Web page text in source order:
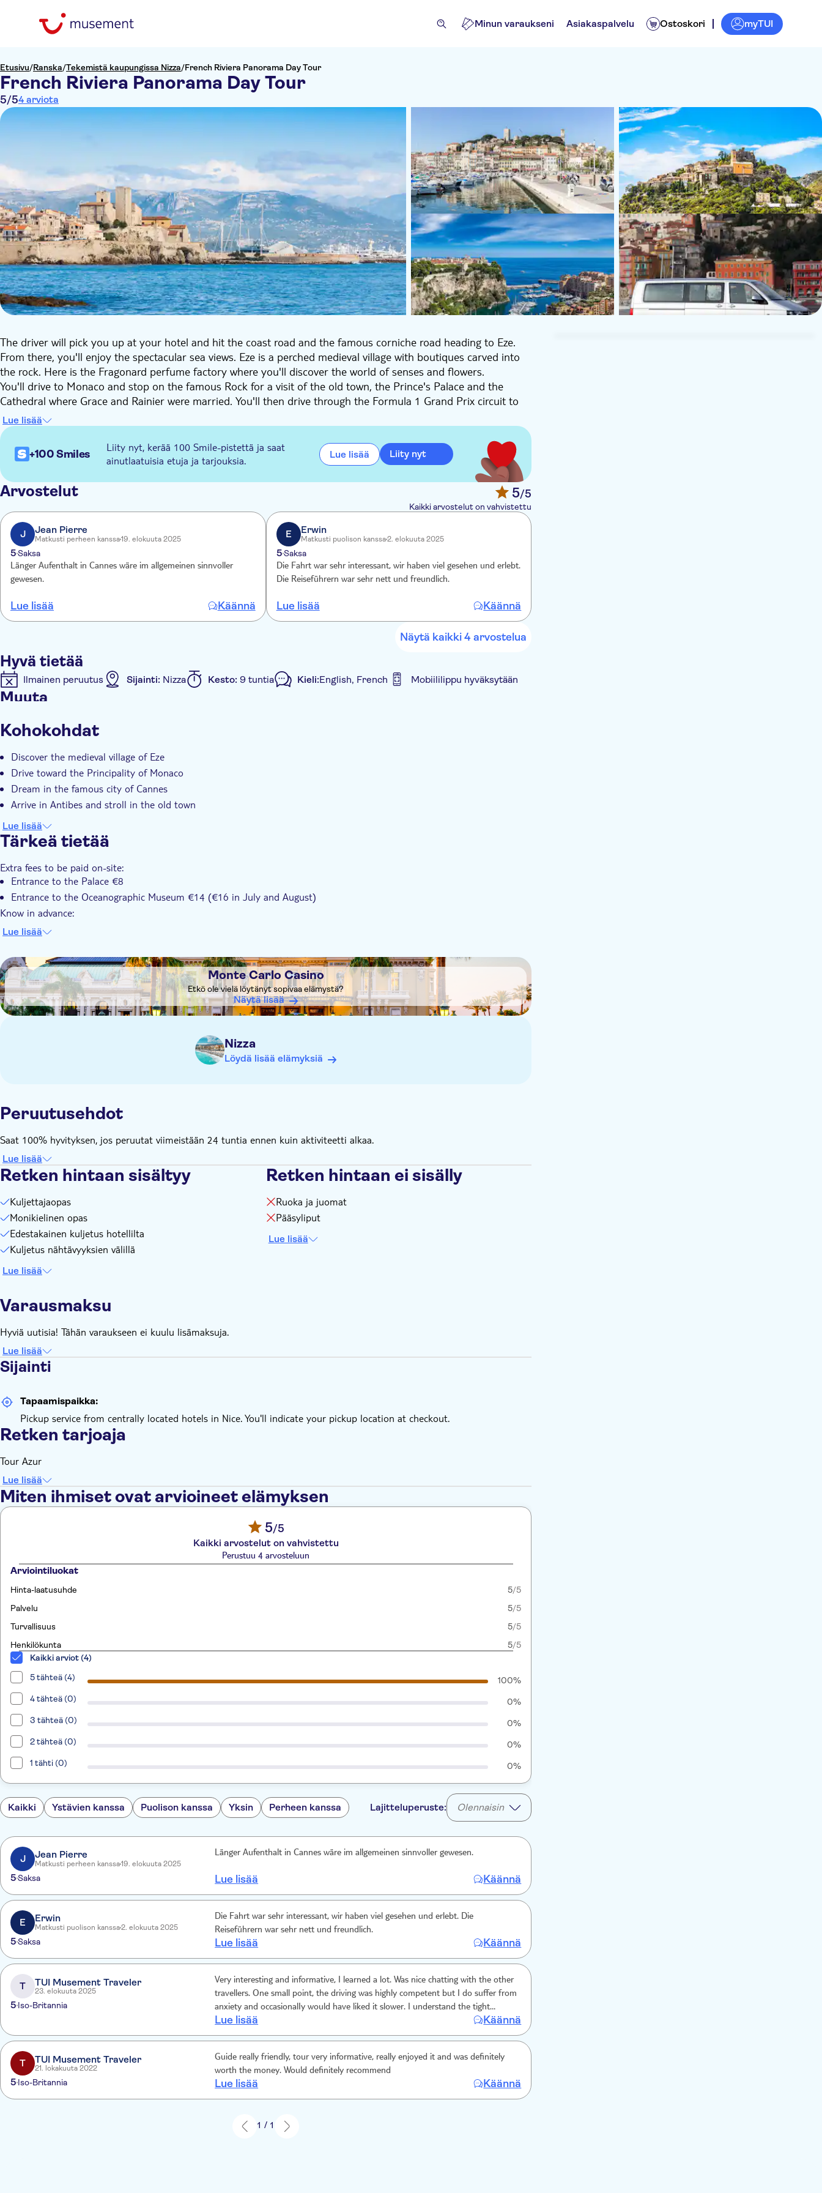
Minun varaukseni Asiakaspalvelu Ostoskori myTUI
Etusivu/Ranska/Tekemistä kaupungissa Nizza/French Riviera Panorama Day Tour
French Riviera Panorama Day Tour
5/54 arviota
The driver will pick you up at your hotel and hit the coast road and the famous corniche road heading to Eze.
From there, you'll enjoy the spectacular sea views. Eze is a perched medieval village with boutiques carved into
the rock. Here is the Fragonard perfume factory where you'll discover the world of senses and flowers.
You'll drive to Monaco and stop on the famous Rock for a visit of the old town, the Prince's Palace and the
Cathedral where Grace and Rainier were married. You'll then drive through the Formula 1 Grand Prix circuit to
reach Monte Carlo where you'll experience real elegance and luxury at the Casino Square.
You'll then head to Cannes, admire La Croisette and walk in the footsteps of the biggest actors at the Film
Festival Palace.
Lay back and enjoy a panoramic drive with breathtaking views of the different bays of Juan-Les-Pins and
Antibes. You'll pass by the exclusive Cap of Antibes, home of the famous Billionaires. Once in the provencal city
of Antibes, take a walk in the busy old town and by the Billionaires Quay where helicopters and yachts are there
Lue lisää
+100 Smiles
Liity nyt, kerää 100 Smile-pistettä ja saat
ainutlaatuisia etuja ja tarjouksia.
Lue lisää Liity nyt
Arvostelut 5/5
Kaikki arvostelut on vahvistettu
J Jean Pierre
Matkusti perheen kanssa19. elokuuta 2025
5Saksa
Länger Aufenthalt in Cannes wäre im allgemeinen sinnvoller
gewesen.
Lue lisää Käännä
E Erwin
Matkusti puolison kanssa2. elokuuta 2025
5Saksa
Die Fahrt war sehr interessant, wir haben viel gesehen und erlebt.
Die Reiseführern war sehr nett und freundlich.
Lue lisää Käännä
Näytä kaikki 4 arvostelua
Hyvä tietää
Ilmainen peruutus Sijainti: Nizza Kesto: 9 tuntia Kieli:English, French Mobiililippu hyväksytään
Muuta
Kohokohdat
Discover the medieval village of Eze
Drive toward the Principality of Monaco
Dream in the famous city of Cannes
Arrive in Antibes and stroll in the old town
Lue lisää
Tärkeä tietää
Extra fees to be paid on-site:
Entrance to the Palace €8
Entrance to the Oceanographic Museum €14 (€16 in July and August)
Know in advance:
The Casino is closed in the morning
Picasso Museum is not included
Lue lisää
DSA1Monte Carlo Casino
Monte Carlo Casino
Etkö ole vielä löytänyt sopivaa elämystä?
Näytä lisää
Nizza
Löydä lisää elämyksiä
Peruutusehdot
Saat 100% hyvityksen, jos peruutat viimeistään 24 tuntia ennen kuin aktiviteetti alkaa.
Lue lisää
Retken hintaan sisältyy
Kuljettajaopas
Monikielinen opas
Edestakainen kuljetus hotellilta
Kuljetus nähtävyyksien välillä
Lue lisää
Retken hintaan ei sisälly
Ruoka ja juomat
Pääsyliput
Lue lisää
Varausmaksu
Hyviä uutisia! Tähän varaukseen ei kuulu lisämaksuja.
Lue lisää
Sijainti
Tapaamispaikka:
Pickup service from centrally located hotels in Nice. You'll indicate your pickup location at checkout.
Retken tarjoaja
Tour Azur
Lue lisää
Miten ihmiset ovat arvioineet elämyksen
5/5
Kaikki arvostelut on vahvistettu
Perustuu 4 arvosteluun
Arviointiluokat
Hinta-laatusuhde 5/5
Palvelu
5/5
Turvallisuus
5/5
Henkilökunta
5/5
Kaikki arviot (4)
5 tähteä (4)
100%
4 tähteä (0)
0%
3 tähteä (0)
0%
2 tähteä (0)
0%
1 tähti (0)
0%
Kaikki Ystävien kanssa Puolison kanssa Yksin Perheen kanssa Lajitteluperuste: Olennaisin
J Jean Pierre
Matkusti perheen kanssa19. elokuuta 2025
5Saksa
Länger Aufenthalt in Cannes wäre im allgemeinen sinnvoller gewesen.
Lue lisää Käännä
E Erwin
Matkusti puolison kanssa2. elokuuta 2025
5Saksa
Die Fahrt war sehr interessant, wir haben viel gesehen und erlebt. Die
Reiseführern war sehr nett und freundlich.
Lue lisää Käännä
T TUI Musement Traveler
23. elokuuta 2025
5 Iso-Britannia
Very interesting and informative, I learned a lot. Was nice chatting with the other
travellers. One small point, the driving was highly competent but I do suffer from
anxiety and occasionalIy would have liked it slower. I understand the tight
schedule. Thank you
Lue lisää Käännä
T TUI Musement Traveler
21. lokakuuta 2022
5 Iso-Britannia
Guide really friendly, tour very informative, really enjoyed it and was definitely
worth the money. Would definitely recommend
Lue lisää Käännä
1 / 1